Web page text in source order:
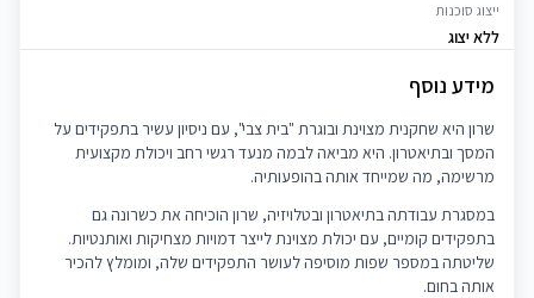
ייצוג סוכנות
ללא יצוג
מידע נוסף
שרון היא שחקנית מצוינת ובוגרת "בית צבי", עם ניסיון עשיר בתפקידים על
המסך ובתיאטרון. היא מביאה לבמה מנעד רגשי רחב ויכולת מקצועית
מרשימה, מה שמייחד אותה בהופעותיה.
במסגרת עבודתה בתיאטרון ובטלויזיה, שרון הוכיחה את כשרונה גם
בתפקידים קומיים, עם יכולת מצוינת לייצר דמויות מצחיקות ואותנטיות.
שליטתה במספר שפות מוסיפה לעושר התפקידים שלה, ומומלץ להכיר
אותה בחום.